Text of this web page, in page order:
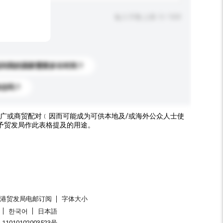
我的国家需要多长时间？
吗？
或商贸配对﹝因而可能成为可供本地及/或海外公众人士使
发局作此表格提及的用途。
贸发局电邮订阅
字体大小
한국어
日本語